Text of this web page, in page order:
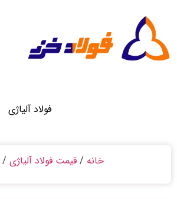
فولاد آلیاژی
خانه / قیمت فولاد آلیاژی /